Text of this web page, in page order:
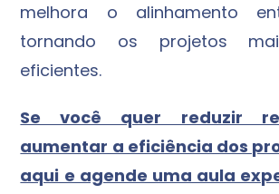
melhora o alinhamento
tornando os projetos
eficientes.
Se você quer reduzir
aumentar a eficiência dos
aqui e agende uma aula